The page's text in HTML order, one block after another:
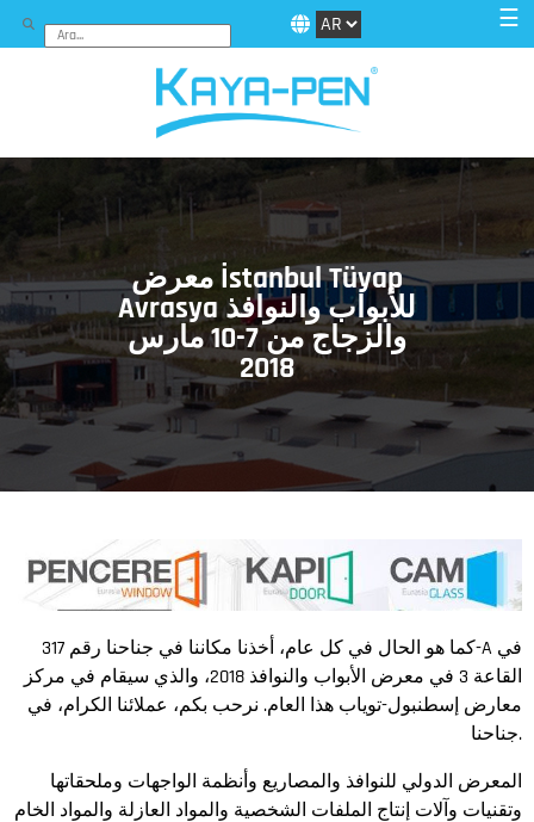
☰
معرض İstanbul Tüyap
Avrasya للأبواب والنوافذ
والزجاج من 7-10 مارس
2018
كما هو الحال في كل عام، أخذنا مكاننا في جناحنا رقم 317-A في
القاعة 3 في معرض الأبواب والنوافذ 2018، والذي سيقام في مركز
معارض إسطنبول-توياب هذا العام. نرحب بكم، عملائنا الكرام، في
جناحنا.
المعرض الدولي للنوافذ والمصاريع وأنظمة الواجهات وملحقاتها
وتقنيات وآلات إنتاج الملفات الشخصية والمواد العازلة والمواد الخام